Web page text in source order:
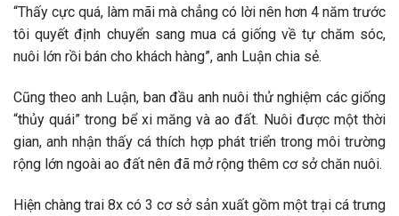
“Thấy cực quá, làm mãi mà chẳng có lời nên hơn 4 năm trước
tôi quyết định chuyển sang mua cá giống về tự chăm sóc,
nuôi lớn rồi bán cho khách hàng”, anh Luận chia sẻ.
Cũng theo anh Luận, ban đầu anh nuôi thử nghiệm các giống
“thủy quái” trong bể xi măng và ao đất. Nuôi được một thời
gian, anh nhận thấy cá thích hợp phát triển trong môi trường
rộng lớn ngoài ao đất nên đã mở rộng thêm cơ sở chăn nuôi.
Hiện chàng trai 8x có 3 cơ sở sản xuất gồm một trại cá trưng